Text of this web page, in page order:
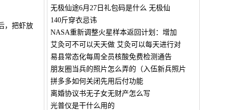
，把虾放
无极仙途6月27日礼包码是什么 无极仙
140斤穿衣忌讳
NASA重新调整火星样本返回计划：增加
艾灸可不可以天天做 艾灸可以每天进行对
易县常态化每周全员核酸免费检测通告
朋友圈当兵的照片怎么弄的（入伍新兵照片
拼多多如何关闭先用后付功能
离婚协议书无子女无财产怎么写
光普仪是干什么用的